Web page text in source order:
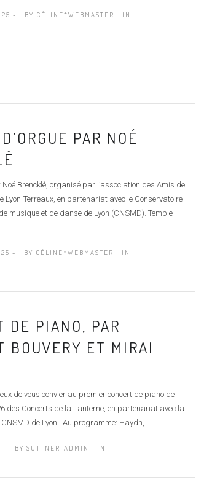
- BY CÉLINE*WEBMASTER IN
PAR NOÉ
Noé Brencklé, organisé par l’association des Amis de
Lyon-Terreaux, en partenariat avec le Conservatoire
musique et de danse de Lyon (CNSMD). Temple
- BY CÉLINE*WEBMASTER IN
DE PIANO, PAR
BOUVERY ET MIRAI
de vous convier au premier concert de piano de
des Concerts de la Lanterne, en partenariat avec la
de Lyon ! Au programme: Haydn,...
- BY SUTTNER-ADMIN IN